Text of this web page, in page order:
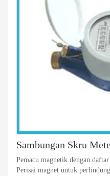
Sambungan Skru
Pemacu magnetik dengan
Perisai magnet untuk